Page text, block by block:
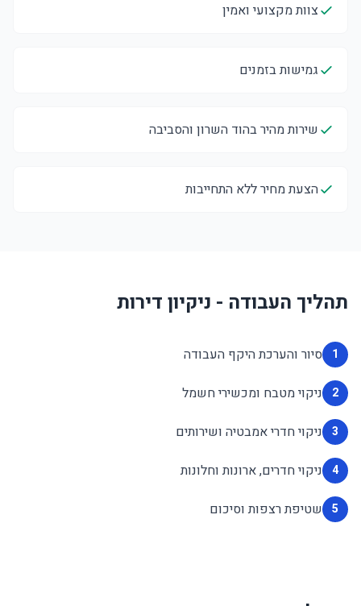
צוות מקצועי ואמין
גמישות בזמנים
שירות מהיר בהוד השרון והסביבה
הצעת מחיר ללא התחייבות
תהליך העבודה - ניקיון דירות
1 סיור והערכת היקף העבודה
2 ניקוי מטבח ומכשירי חשמל
3 ניקוי חדרי אמבטיה ושירותים
4 ניקוי חדרים, ארונות וחלונות
5 שטיפת רצפות וסיכום